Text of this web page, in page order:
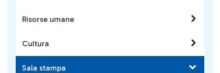
Risorse umane
Cultura
Sala stampa